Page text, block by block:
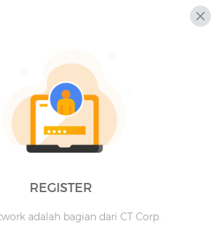
REGISTER
adalah bagian dari CT Corp.